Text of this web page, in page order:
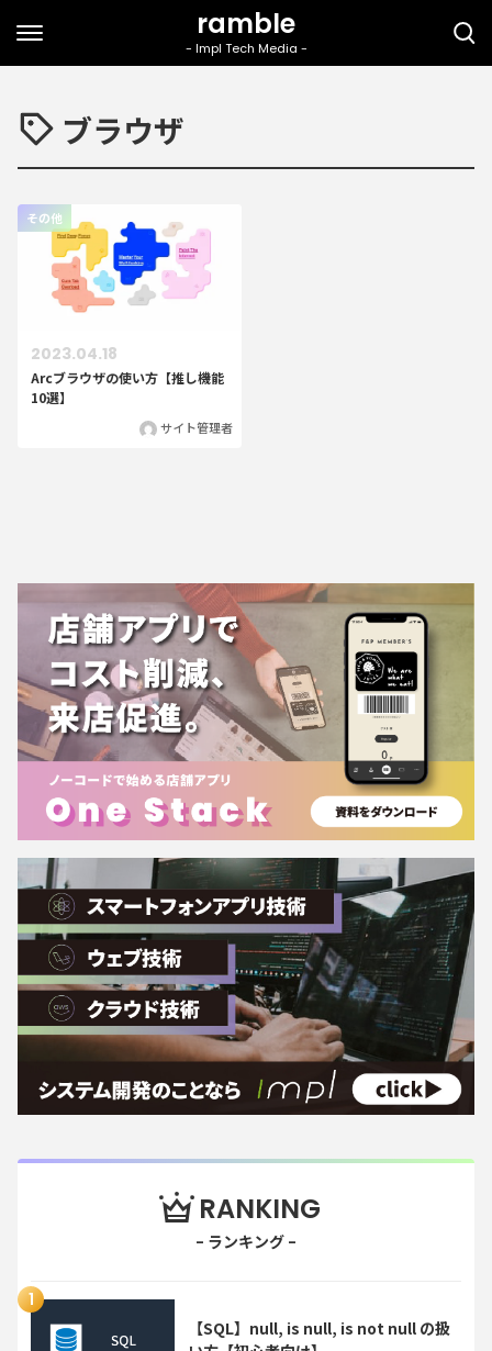
ブラウザ
その他
Arcブラウザの使い方【推し機能
10選】
2023.04.18
サイト管理者
RANKING
【SQL】null, is null, is not null の扱